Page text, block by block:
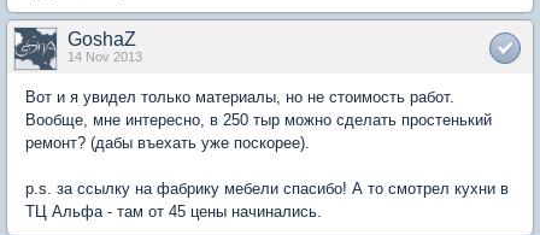
GoshaZ
14 Nov 2013
Вот и я увидел только материалы, но не стоимость работ.
Вообще, мне интересно, в 250 тыр можно сделать простенький
ремонт? (дабы въехать уже поскорее).
p.s. за ссылку на фабрику мебели спасибо! А то смотрел кухни в
ТЦ Альфа - там от 45 цены начинались.